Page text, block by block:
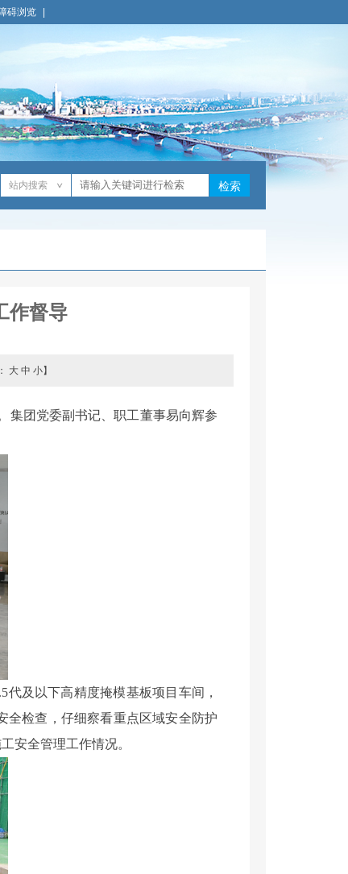
碍浏览
站内搜索 检索
作督导
大 中 小】
集团党委副书记、职工董事易向辉参
代及以下高精度掩模基板项目车间，
全检查，仔细察看重点区域安全防护
安全管理工作情况。